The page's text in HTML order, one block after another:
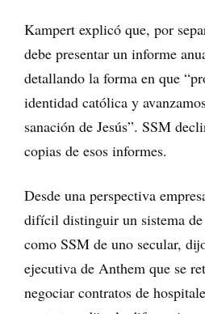
Kampert explicó que, por
debe presentar un informe
detallando la forma en que
identidad católica y
sanación de Jesús”. SSM
copias de esos informes.
Desde una perspectiva
difícil distinguir un sistema
como SSM de uno secular,
ejecutiva de Anthem que se
negociar contratos de